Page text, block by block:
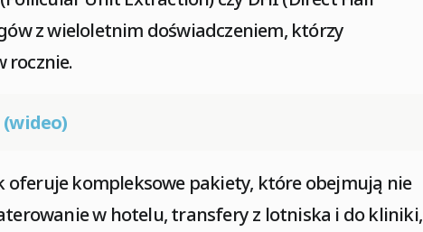
z wieloletnim doświadczeniem, którzy
rocznie.
oferuje kompleksowe pakiety, które obejmują nie
w hotelu, transfery z lotniska i do kliniki,